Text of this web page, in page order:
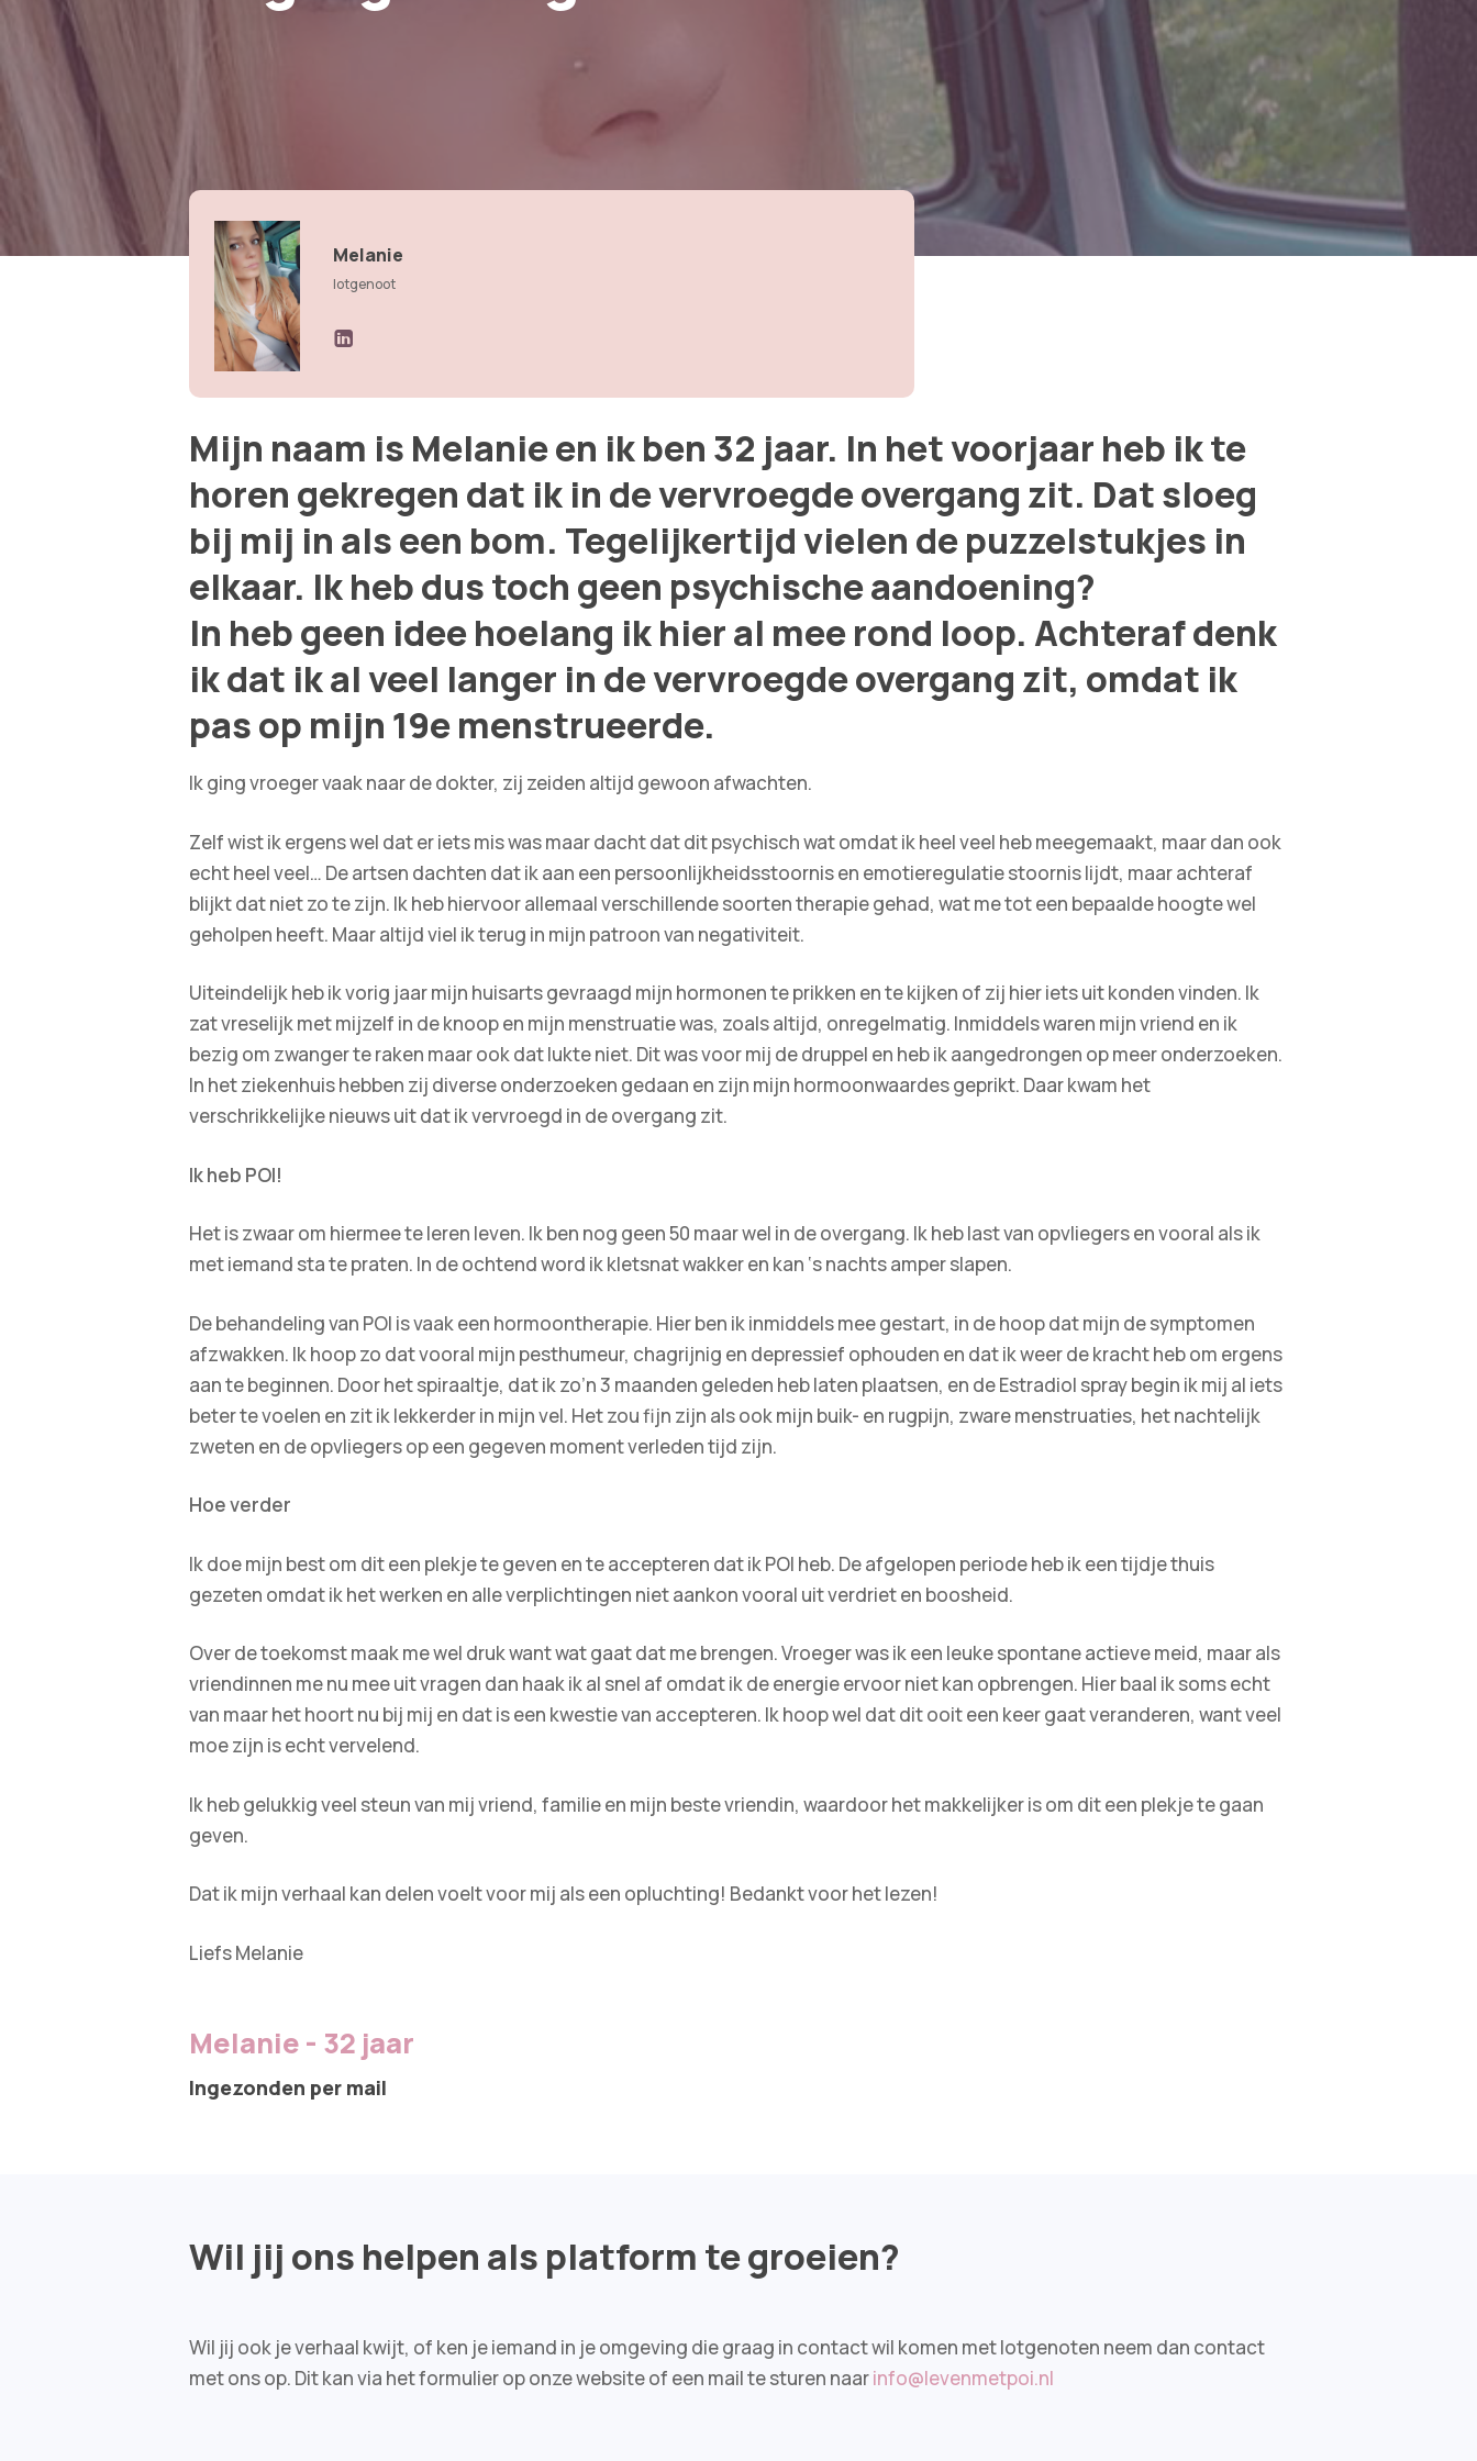
Melanie
lotgenoot
Mijn naam is Melanie en ik ben 32 jaar. In het voorjaar heb ik te
horen gekregen dat ik in de vervroegde overgang zit. Dat sloeg
bij mij in als een bom. Tegelijkertijd vielen de puzzelstukjes in
elkaar. Ik heb dus toch geen psychische aandoening?
In heb geen idee hoelang ik hier al mee rond loop. Achteraf denk
ik dat ik al veel langer in de vervroegde overgang zit, omdat ik
pas op mijn 19e menstrueerde.
Ik ging vroeger vaak naar de dokter, zij zeiden altijd gewoon afwachten.
Zelf wist ik ergens wel dat er iets mis was maar dacht dat dit psychisch wat omdat ik heel veel heb meegemaakt, maar dan ook
echt heel veel… De artsen dachten dat ik aan een persoonlijkheidsstoornis en emotieregulatie stoornis lijdt, maar achteraf
blijkt dat niet zo te zijn. Ik heb hiervoor allemaal verschillende soorten therapie gehad, wat me tot een bepaalde hoogte wel
geholpen heeft. Maar altijd viel ik terug in mijn patroon van negativiteit.
Uiteindelijk heb ik vorig jaar mijn huisarts gevraagd mijn hormonen te prikken en te kijken of zij hier iets uit konden vinden. Ik
zat vreselijk met mijzelf in de knoop en mijn menstruatie was, zoals altijd, onregelmatig. Inmiddels waren mijn vriend en ik
bezig om zwanger te raken maar ook dat lukte niet. Dit was voor mij de druppel en heb ik aangedrongen op meer onderzoeken.
In het ziekenhuis hebben zij diverse onderzoeken gedaan en zijn mijn hormoonwaardes geprikt. Daar kwam het
verschrikkelijke nieuws uit dat ik vervroegd in de overgang zit.
Ik heb POI!
Het is zwaar om hiermee te leren leven. Ik ben nog geen 50 maar wel in de overgang. Ik heb last van opvliegers en vooral als ik
met iemand sta te praten. In de ochtend word ik kletsnat wakker en kan ‘s nachts amper slapen.
De behandeling van POI is vaak een hormoontherapie. Hier ben ik inmiddels mee gestart, in de hoop dat mijn de symptomen
afzwakken. Ik hoop zo dat vooral mijn pesthumeur, chagrijnig en depressief ophouden en dat ik weer de kracht heb om ergens
aan te beginnen. Door het spiraaltje, dat ik zo’n 3 maanden geleden heb laten plaatsen, en de Estradiol spray begin ik mij al iets
beter te voelen en zit ik lekkerder in mijn vel. Het zou fijn zijn als ook mijn buik- en rugpijn, zware menstruaties, het nachtelijk
zweten en de opvliegers op een gegeven moment verleden tijd zijn.
Hoe verder
Ik doe mijn best om dit een plekje te geven en te accepteren dat ik POI heb. De afgelopen periode heb ik een tijdje thuis
gezeten omdat ik het werken en alle verplichtingen niet aankon vooral uit verdriet en boosheid.
Over de toekomst maak me wel druk want wat gaat dat me brengen. Vroeger was ik een leuke spontane actieve meid, maar als
vriendinnen me nu mee uit vragen dan haak ik al snel af omdat ik de energie ervoor niet kan opbrengen. Hier baal ik soms echt
van maar het hoort nu bij mij en dat is een kwestie van accepteren. Ik hoop wel dat dit ooit een keer gaat veranderen, want veel
moe zijn is echt vervelend.
Ik heb gelukkig veel steun van mij vriend, familie en mijn beste vriendin, waardoor het makkelijker is om dit een plekje te gaan
geven.
Dat ik mijn verhaal kan delen voelt voor mij als een opluchting! Bedankt voor het lezen!
Liefs Melanie
Melanie - 32 jaar
Ingezonden per mail
Wil jij ons helpen als platform te groeien?
Wil jij ook je verhaal kwijt, of ken je iemand in je omgeving die graag in contact wil komen met lotgenoten neem dan contact
met ons op. Dit kan via het formulier op onze website of een mail te sturen naarinfo@levenmetpoi.nl